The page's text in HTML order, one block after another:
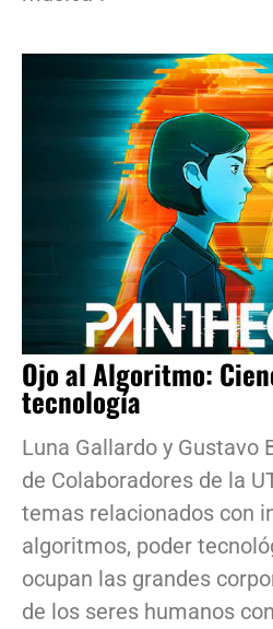
Ojo al Algoritmo:
tecnología
Luna Gallardo y Gustavo
de Colaboradores de la
temas relacionados con
algoritmos, poder
ocupan las grandes
de los seres humanos